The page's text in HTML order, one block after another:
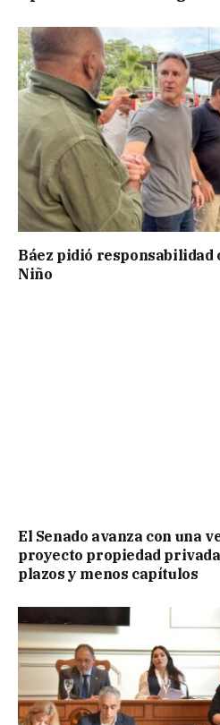
Báez pidió responsabilidad
Niño
El Senado avanza con una
proyecto propiedad
plazos y menos capítulos